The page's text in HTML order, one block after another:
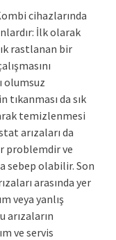
cihazlarında
İlk olarak
rastlanan bir
olumsuz
da sık
temizlenmesi
arızaları da
problemdir ve
sebep olabilir. Son
arasında yer
veya yanlış
arızaların
ve servis